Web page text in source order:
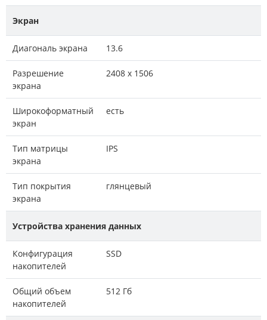
Экран
Диагональ экрана 13.6
Разрешение
экрана
2408 x 1506
Широкоформатный
экран
есть
Тип матрицы
экрана
IPS
Тип покрытия
экрана
глянцевый
Устройства хранения данных
Конфигурация
накопителей
SSD
Общий объем
накопителей
512 Гб